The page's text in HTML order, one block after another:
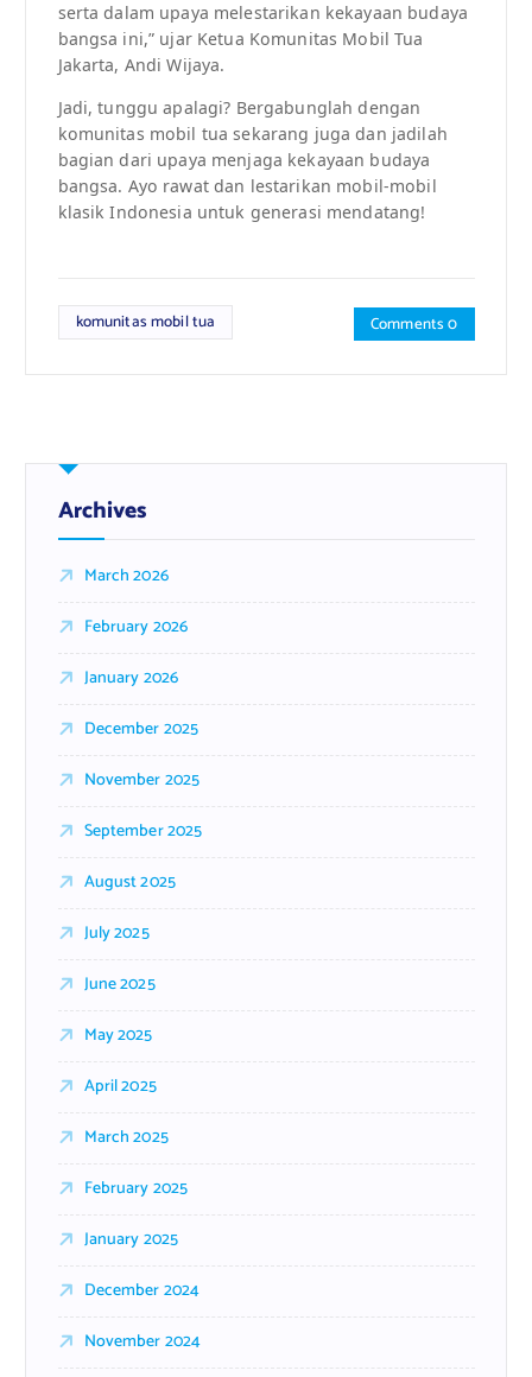
serta dalam upaya melestarikan kekayaan budaya
bangsa ini,” ujar Ketua Komunitas Mobil Tua
Jakarta, Andi Wijaya.
Jadi, tunggu apalagi? Bergabunglah dengan
komunitas mobil tua sekarang juga dan jadilah
bagian dari upaya menjaga kekayaan budaya
bangsa. Ayo rawat dan lestarikan mobil-mobil
klasik Indonesia untuk generasi mendatang!
komunitas mobil tua Comments 0
Archives
March 2026
February 2026
January 2026
December 2025
November 2025
September 2025
August 2025
July 2025
June 2025
May 2025
April 2025
March 2025
February 2025
January 2025
December 2024
November 2024